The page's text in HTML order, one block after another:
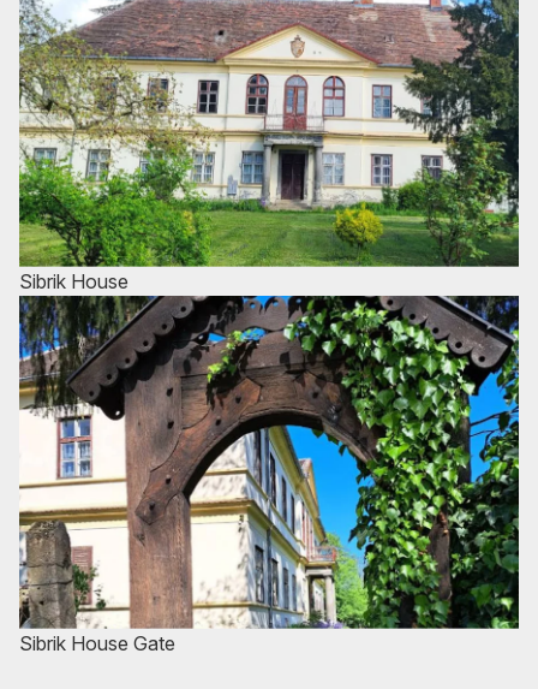
Sibrik House
Sibrik House Gate